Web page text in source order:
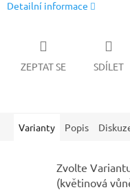
Detailní informace
ZEPTAT SE SDÍLET
Varianty Popis
Zvolte
(květinová